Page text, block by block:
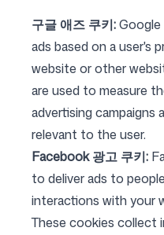
로그인 회원가입
팔로우하기
구글 애즈 쿠키:
ads based on a user's
website or other
are used to measure
advertising campaigns
relevant to the user.
Facebook 광고 쿠키:
to deliver ads to
interactions with your
These cookies collect